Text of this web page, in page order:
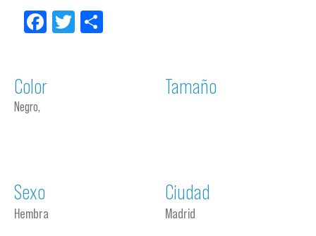
Facebook
Twitter
Color
Negro,
Tamaño
Sexo
Hembra
Ciudad
Madrid